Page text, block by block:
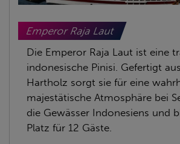
Emperor Raja Laut
Die Emperor Raja Laut ist eine
indonesische Pinisi. Gefertigt
Hartholz sorgt sie für eine
majestätische Atmosphäre bei
die Gewässer Indonesiens und
Platz für 12 Gäste.